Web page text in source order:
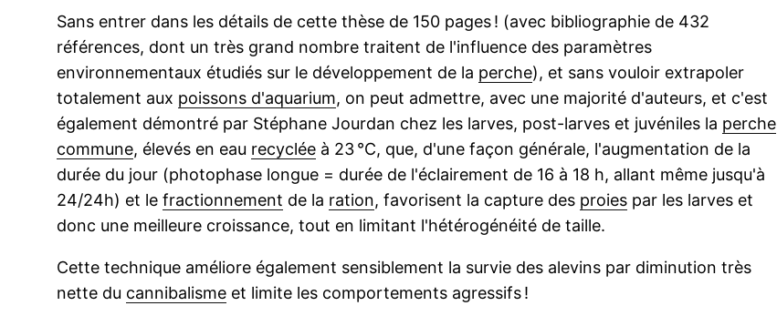
Sans entrer dans les détails de cette thèse de 150 pages ! (avec bibliographie de 432
références, dont un très grand nombre traitent de l'influence des paramètres
environnementaux étudiés sur le développement de la perche), et sans vouloir extrapoler
totalement aux poissons d'aquarium, on peut admettre, avec une majorité d'auteurs, et c'est
également démontré par Stéphane Jourdan chez les larves, post-larves et juvéniles la perche
commune, élevés en eau recyclée à 23 °C, que, d'une façon générale, l'augmentation de la
durée du jour (photophase longue = durée de l'éclairement de 16 à 18 h, allant même jusqu'à
24/24h) et le fractionnement de la ration, favorisent la capture des proies par les larves et
donc une meilleure croissance, tout en limitant l'hétérogénéité de taille.
Cette technique améliore également sensiblement la survie des alevins par diminution très
nette du cannibalisme et limite les comportements agressifs !